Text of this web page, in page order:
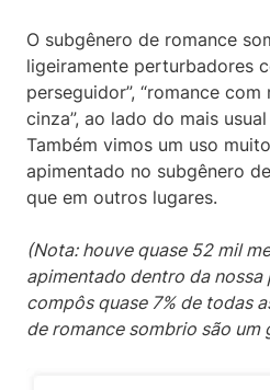
O subgênero de romance
ligeiramente perturbadores
perseguidor”, “romance com
cinza”, ao lado do mais usual
Também vimos um uso
apimentado no subgênero
que em outros lugares.
(Nota: houve quase 52 mil
apimentado dentro da nossa
compôs quase 7% de todas
de romance sombrio são um